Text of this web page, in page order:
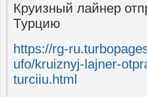
Круизный лайнер
Турцию
https://rg-
ufo/kruiznyj-lajner-
turciiu.html